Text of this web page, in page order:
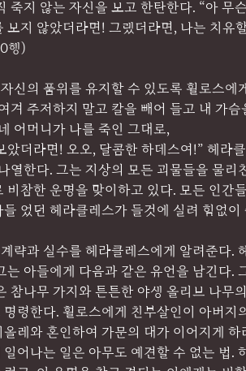
죽지 않는 자신을 보고 한탄한다. “아 무
지 않았더라면! 그랬더라면, 나는 치유
행)
신의 품위를 유지할 수 있도록 휠로스에
겨 주저하지 말고 칼을 빼어 들고 내 가
어머니가 나를 죽인 그대로,
았더라면! 오오, 달콤한 하데스여!” 헤라
열한다. 그는 지상의 모든 괴물들을 물리
비참한 운명을 맞이하고 있다. 모든 인간
었던 헤라클레스가 들것에 실려 힘없이
략과 실수를 헤라클레스에게 알려준다.
는 아들에게 다음과 같은 유언을 남긴다.
참나무 가지와 튼튼한 야생 올리브 나무
령한다. 휠로스에게 친부살인이 아버지
레와 혼인하여 가문의 대가 이어지게
어나는 일은 아무도 예견할 수 없는 법.